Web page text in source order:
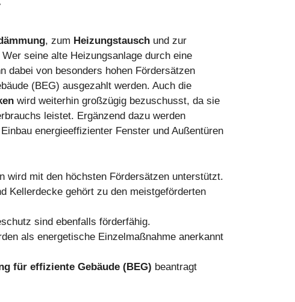
, zum Heizungstausch und zur
seine alte Heizungsanlage durch eine
dabei von besonders hohen Fördersätzen
(BEG) ausgezahlt werden. Auch die
wird weiterhin großzügig bezuschusst, da sie
leistet. Ergänzend dazu werden
energieeffizienter Fenster und Außentüren
wird mit den höchsten Fördersätzen unterstützt.
Kellerdecke gehört zu den meistgeförderten
sind ebenfalls förderfähig.
als energetische Einzelmaßnahme anerkannt
für effiziente Gebäude (BEG) beantragt